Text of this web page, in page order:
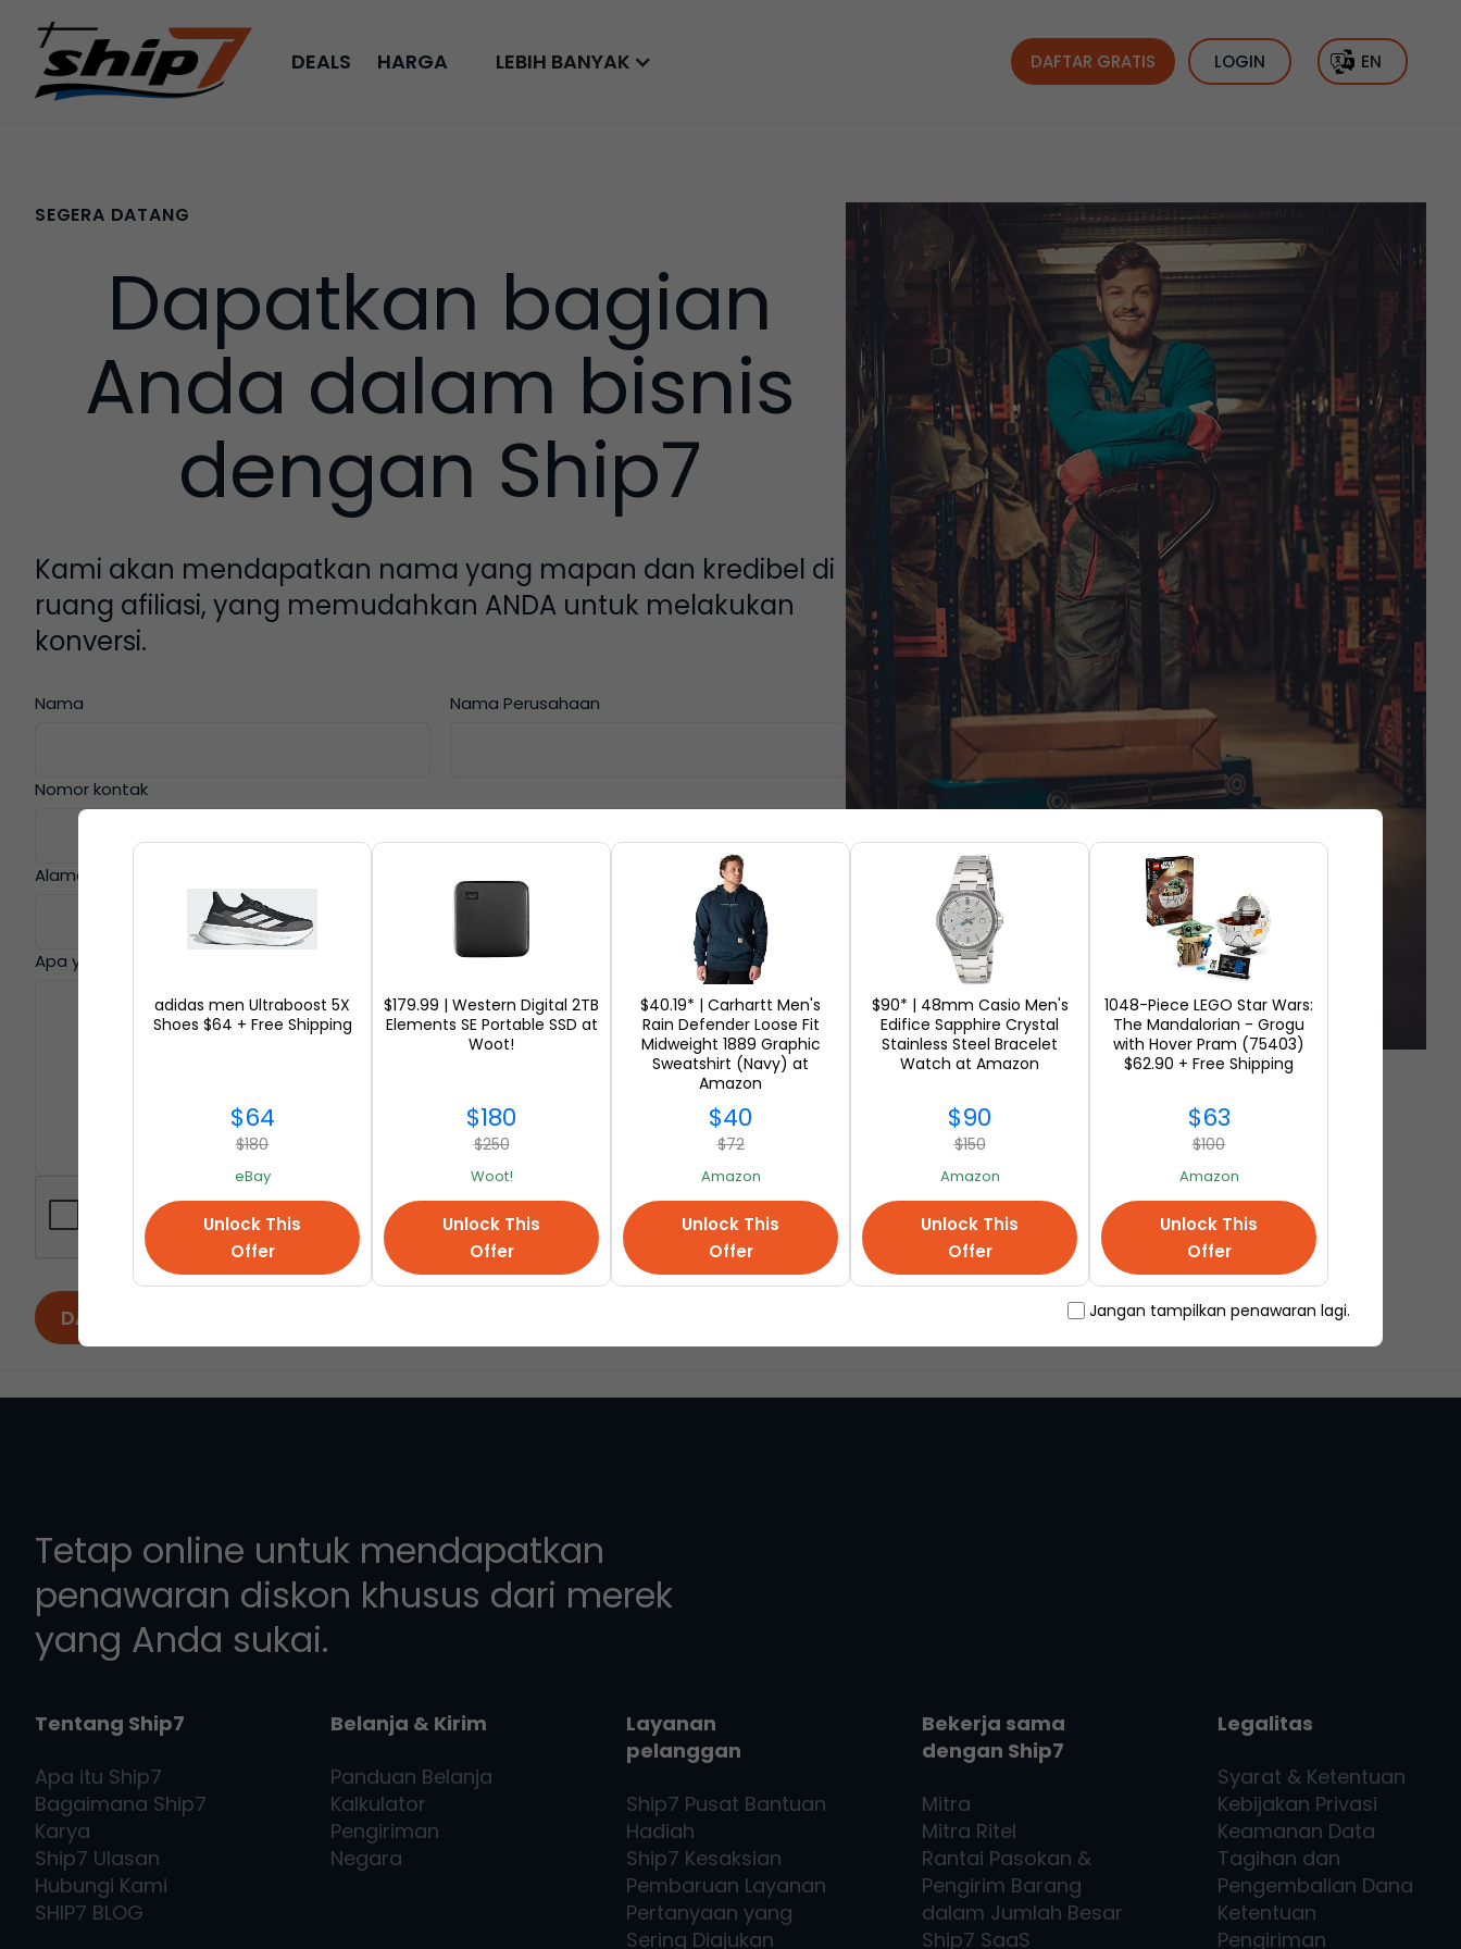
DEALS HARGA LEBIH BANYAK DAFTAR GRATIS LOGIN EN
SEGERA DATANG
Dapatkan bagian
Anda dalam bisnis
dengan Ship7
Kami akan mendapatkan nama yang mapan dan kredibel di
ruang afiliasi, yang memudahkan ANDA untuk melakukan
konversi.
Nama Nama Perusahaan
Nomor kontak
Alamat email
Apa yang ingin Anda lihat?
Tetap online untuk mendapatkan
penawaran diskon khusus dari merek
yang Anda sukai.
Tentang Ship7
Apa itu Ship7
Bagaimana Ship7
Karya
Ship7 Ulasan
Hubungi Kami
SHIP7 BLOG
Belanja & Kirim
Panduan Belanja
Kalkulator
Pengiriman
Negara
Layanan
pelanggan
Ship7 Pusat Bantuan
Hadiah
Ship7 Kesaksian
Pembaruan Layanan
Pertanyaan yang
Sering Diajukan
Bekerja sama
dengan Ship7
Mitra
Mitra Ritel
Rantai Pasokan &
Pengirim Barang
dalam Jumlah Besar
Ship7 SaaS
Legalitas
Syarat & Ketentuan
Kebijakan Privasi
Keamanan Data
Tagihan dan
Pengembalian Dana
Ketentuan
Pengiriman
adidas men Ultraboost 5X
Shoes $64 + Free Shipping
$64
$180
eBay
Unlock This
Offer
$179.99 | Western Digital 2TB
Elements SE Portable SSD at
Woot!
$180
$250
Woot!
Unlock This
Offer
$40.19* | Carhartt Men's
Rain Defender Loose Fit
Midweight 1889 Graphic
Sweatshirt (Navy) at
Amazon
$40
$72
Amazon
Unlock This
Offer
$90* | 48mm Casio Men's
Edifice Sapphire Crystal
Stainless Steel Bracelet
Watch at Amazon
$90
$150
Amazon
Unlock This
Offer
1048-Piece LEGO Star Wars:
The Mandalorian - Grogu
with Hover Pram (75403)
$62.90 + Free Shipping
$63
$100
Amazon
Unlock This
Offer
Jangan tampilkan penawaran lagi.